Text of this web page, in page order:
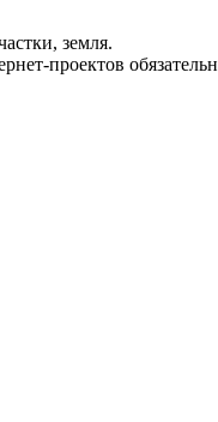
земля.
проектов